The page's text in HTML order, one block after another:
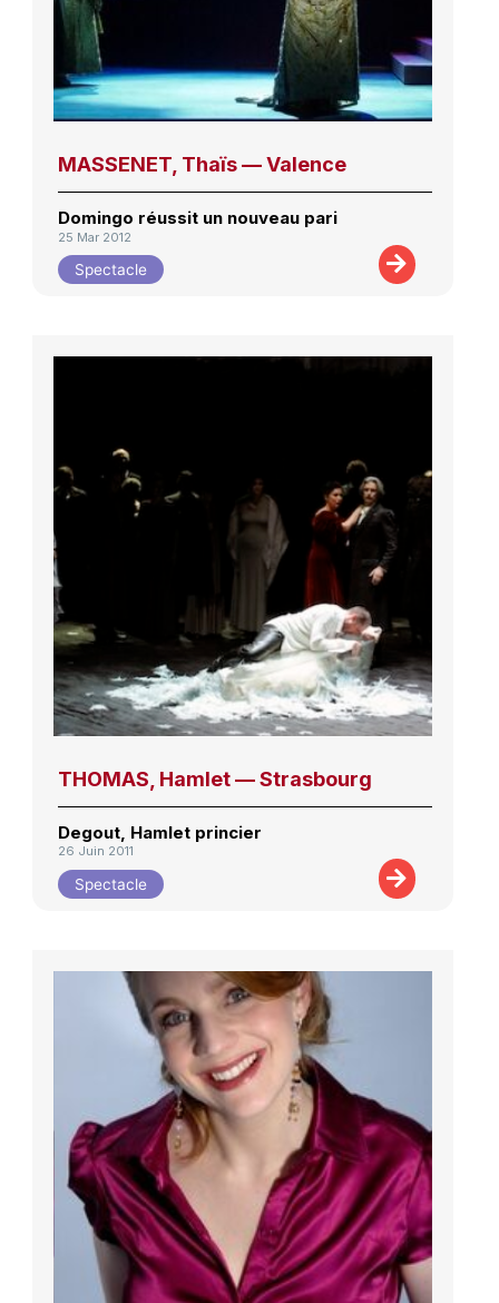
MASSENET, Thaïs — Valence
Domingo réussit un nouveau pari
25 Mar 2012
Spectacle
THOMAS, Hamlet — Strasbourg
Degout, Hamlet princier
26 Juin 2011
Spectacle